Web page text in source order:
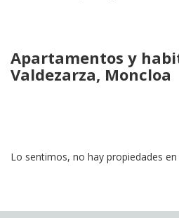
Apartamentos y
Valdezarza, Moncloa
Lo sentimos, no hay propiedades